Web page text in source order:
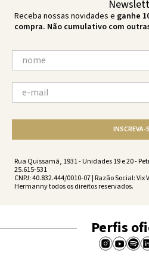
Receba nossas novidades e ganhe
compra. Não cumulativo com
INSCREVA-
Rua Quissamã, 1931 - Unidades 19 e 20 -
25.615-531
CNPJ: 40.832.444/0010-07 | Razão Social: Vix
Hermanny todos os direitos reservados.
Perfis